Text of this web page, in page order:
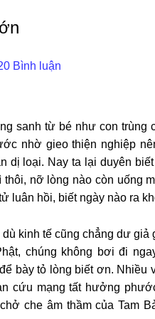
Bình luận
sanh từ bé như con trùng
nhờ gieo thiện nghiệp
dị loại. Nay ta lại duyên
nỡ lòng nào còn uống
luân hồi, biết ngày nào ra
kinh tế cũng chẳng dư giả
chúng không bơi đi
bày tỏ lòng biết ơn. Nhiều
cứu mạng tất hưởng
che âm thầm của Tam